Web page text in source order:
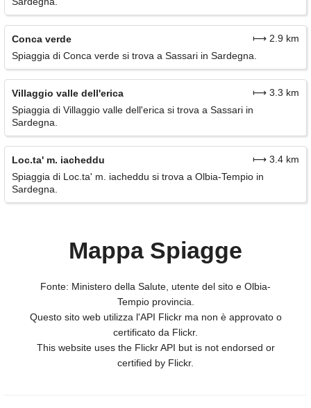
Conca verde
⟼ 2.9 km
Spiaggia di Conca verde si trova a Sassari in Sardegna.
Villaggio valle dell'erica
⟼ 3.3 km
Spiaggia di Villaggio valle dell'erica si trova a Sassari in
Sardegna.
Loc.ta' m. iacheddu
⟼ 3.4 km
Spiaggia di Loc.ta' m. iacheddu si trova a Olbia-Tempio in
Sardegna.
Mappa Spiagge
Fonte: Ministero della Salute, utente del sito e Olbia-
Tempio provincia.
Questo sito web utilizza l'API Flickr ma non è approvato o
certificato da Flickr.
This website uses the Flickr API but is not endorsed or
certified by Flickr.